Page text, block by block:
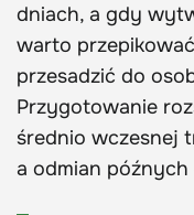
dniach, a gdy
warto
przesadzić do
Przygotowanie
średnio wczesnej
a odmian